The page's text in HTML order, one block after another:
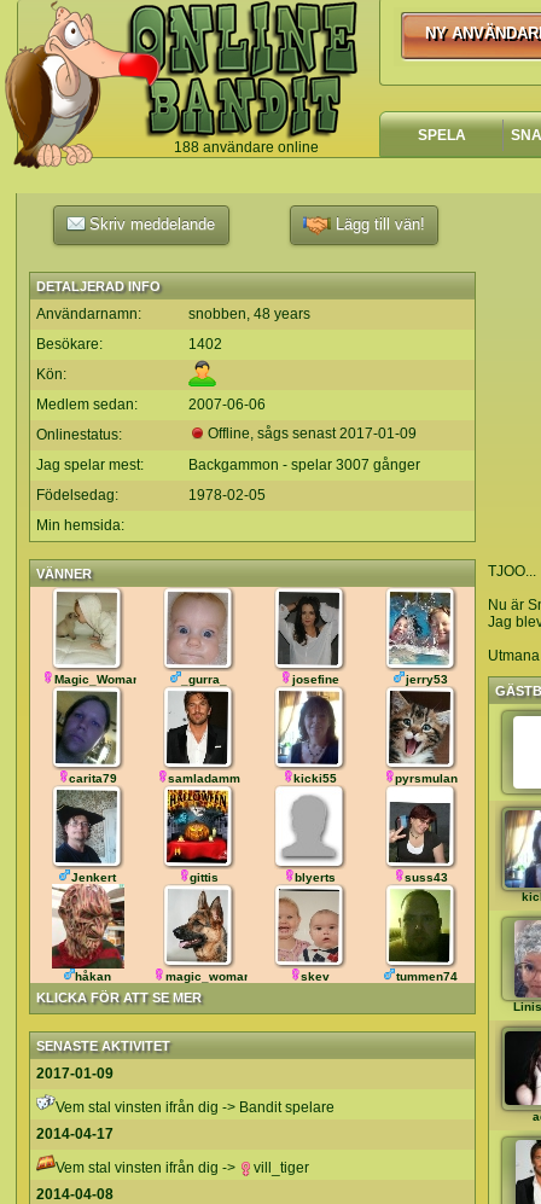
188 användare online
`
NY
NY
SPELA
Skriv meddelande Lägg till vän!
DETALJERAD INFO
Användarnamn:
snobben, 48 years
Besökare:
1402
Kön:
Medlem sedan:
2007-06-06
Onlinestatus:
Offline, sågs senast2017-01-09
Jag spelar mest:
Backgammon - spelar 3007 gånger
Födelsedag:
1978-02-05
Min hemsida:
VÄNNER
KLICKA FÖR ATT SE MER
Magic_Woman76 _gurra_ josefine jerry53
carita79 samladamm kicki55 pyrsmulan
Jenkert gittis blyerts suss43
håkan magic_woman skev tummen74
SENASTE AKTIVITET
2017-01-09
Vem stal vinsten ifrån dig -> Bandit spelare
2014-04-17
Vem stal vinsten ifrån dig ->
vill_tiger
2014-04-08
TJOO...
Nu är
Jag